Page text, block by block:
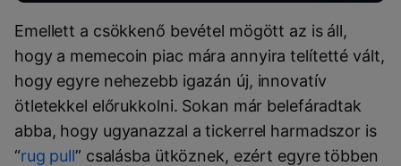
Emellett a csökkenő bevétel mögött az is áll,
hogy a memecoin piac mára annyira telítetté vált,
hogy egyre nehezebb igazán új, innovatív
ötletekkel előrukkolni. Sokan már belefáradtak
abba, hogy ugyanazzal a tickerrel harmadszor is
“rug pull” csalásba ütköznek, ezért egyre többen